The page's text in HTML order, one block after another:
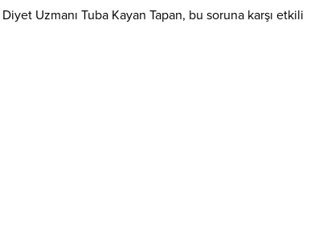
Uzmanı Tuba Kayan Tapan, bu soruna karşı etkili